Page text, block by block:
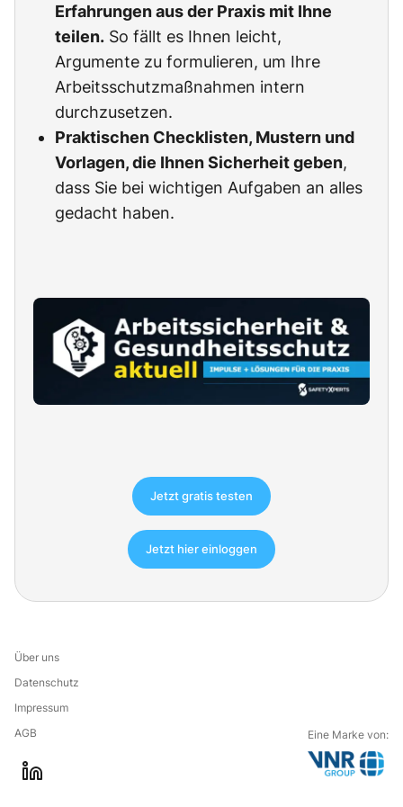
Erfahrungen aus der Praxis mit Ihne
teilen. So fällt es Ihnen leicht,
Argumente zu formulieren, um Ihre
Arbeitsschutzmaßnahmen intern
durchzusetzen.
Praktischen Checklisten, Mustern und
Vorlagen, die Ihnen Sicherheit geben,
dass Sie bei wichtigen Aufgaben an alles
gedacht haben.
Jetzt gratis testen
Jetzt hier einloggen
Über uns
Datenschutz
Impressum
AGB
Eine Marke von: